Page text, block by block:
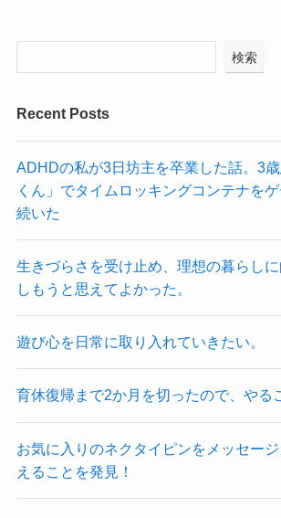
検索
Recent Posts
ADHDの私が3日坊主を卒業した話。3
くん」でタイムロッキングコンテナを
続いた
生きづらさを受け止め、理想の暮らし
しもうと思えてよかった。
遊び心を日常に取り入れていきたい。
育休復帰まで2か月を切ったので、やる
お気に入りのネクタイピンをメッセー
えることを発見！